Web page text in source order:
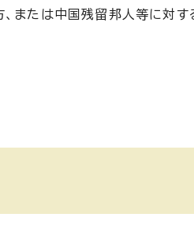
または中国残留邦人等に対